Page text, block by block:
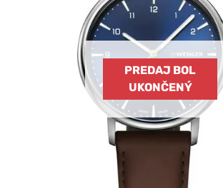
PREDAJ BOL
UKONČENÝ